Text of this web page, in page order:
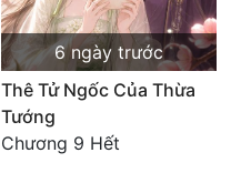
6 ngày trước
Thê Tử Ngốc Của Thừa
Tướng
Chương 9 Hết